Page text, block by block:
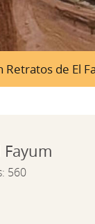
Retratos de El
560